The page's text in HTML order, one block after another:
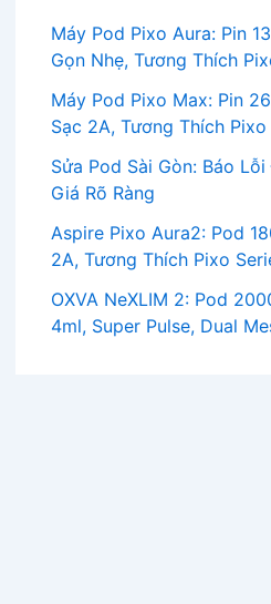
Máy Pod Pixo Aura: Pin
Gọn Nhẹ, Tương Thích
Máy Pod Pixo Max: Pin
Sạc 2A, Tương Thích Pixo
Sửa Pod Sài Gòn: Báo
Giá Rõ Ràng
Aspire Pixo Aura2: Pod
2A, Tương Thích Pixo
OXVA NeXLIM 2: Pod
4ml, Super Pulse, Dual